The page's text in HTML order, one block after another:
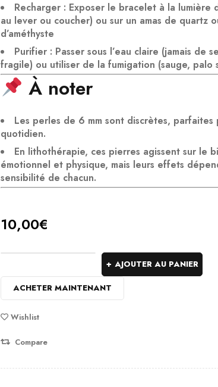
Recharger : Exposer le bracelet à la lumière
au lever ou coucher) ou sur un amas de quartz
d’améthyste
Purifier : Passer sous l’eau claire (jamais de
fragile) ou utiliser de lafumigation (sauge, palo
À noter
Les perles de 6 mm sont discrètes, parfaites
quotidien.
En lithothérapie, ces pierres agissent sur le
émotionnel et physique, mais leurs effets
sensibilité de chacun.
10,00€
AJOUTER AU PANIER
ACHETER MAINTENANT
Wishlist
Compare